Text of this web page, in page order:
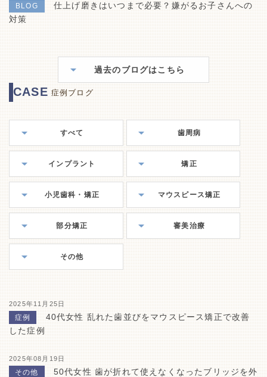
BLOG
仕上げ磨きはいつまで必要？嫌がるお子さんへの
対策
過去のブログはこちら
CASE 症例ブログ
すべて 歯周病
インプラント 矯正
小児歯科・矯正 マウスピース矯正
部分矯正 審美治療
その他
2025年11月25日
症例
40代女性 乱れた歯並びをマウスピース矯正で改善
した症例
2025年08月19日
その他
50代女性 歯が折れて使えなくなったブリッジを外